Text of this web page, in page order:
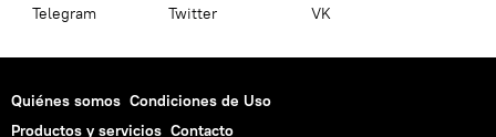
Telegram Twitter VK
Quiénes somos Condiciones de Uso
Productos y servicios Contacto